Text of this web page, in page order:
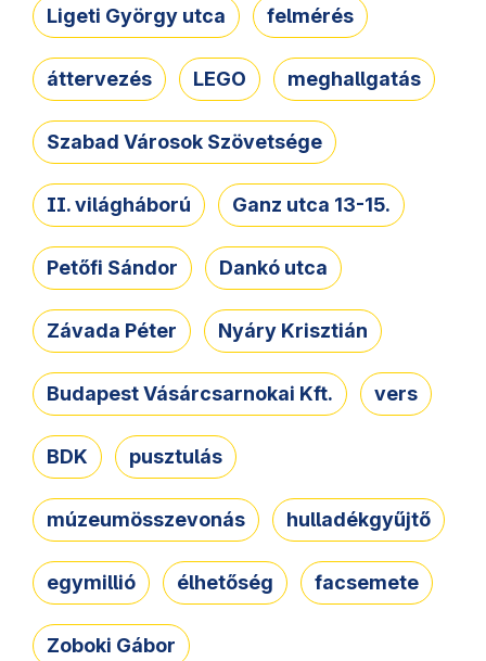
Ligeti György utca felmérés
áttervezés LEGO meghallgatás
Szabad Városok Szövetsége
II. világháború Ganz utca 13-15.
Petőfi Sándor Dankó utca
Závada Péter Nyáry Krisztián
Budapest Vásárcsarnokai Kft. vers
BDK pusztulás
múzeumösszevonás hulladékgyűjtő
egymillió élhetőség facsemete
Zoboki Gábor